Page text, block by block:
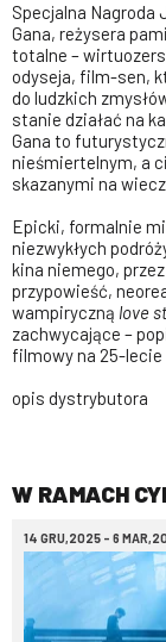
Specjalna Nagroda
Gana, reżysera
totalne –
odyseja, film-sen,
do ludzkich
stanie działać na
Gana to
nieśmiertelnym, a
skazanymi na
Epicki, formalnie
niezwykłych
kina niemego,
przypowieść,
wampiryczną love
zachwycające –
filmowy na 25-lecie
opis dystrybutora
W RAMACH
14 GRU,2025 - 6